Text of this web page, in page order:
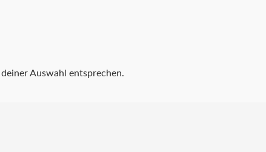
Auswahl entsprechen.